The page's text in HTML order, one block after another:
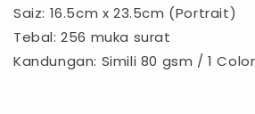
Saiz: 16.5cm x 23.5cm (Portrait)
Tebal: 256 muka surat
Kandungan: Simili 80 gsm / 1 Color